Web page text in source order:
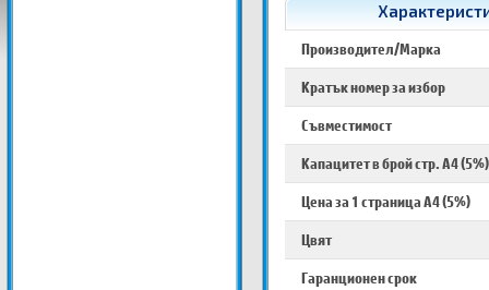
Производител/Марка
Кратък номер за избор
Съвместимост
Капацитет в брой стр. A4 (5%)
Цена за 1 страница A4 (5%)
Цвят
Гаранционен срок